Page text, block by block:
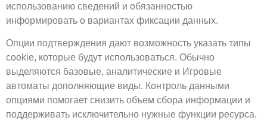
использованию сведений и обязанностью
информировать о вариантах фиксации данных.
Опции подтверждения дают возможность указать типы
cookie, которые будут использоваться. Обычно
выделяются базовые, аналитические и Игровые
автоматы дополняющие виды. Контроль данными
опциями помогает снизить объем сбора информации и
поддерживать исключительно нужные функции ресурса.